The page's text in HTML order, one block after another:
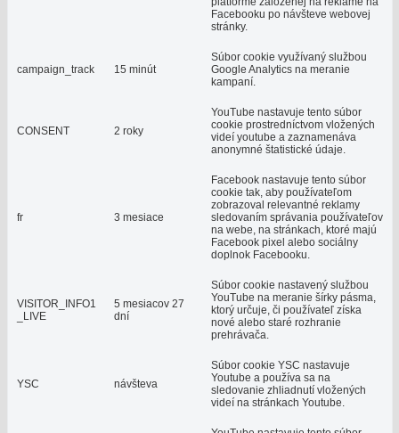
Facebooku po návšteve webovej
stránky.
campaign_track 15 minút
Súbor cookie využívaný službou
Google Analytics na meranie
kampaní.
CONSENT 2 roky
YouTube nastavuje tento súbor
cookie prostredníctvom vložených
videí youtube a zaznamenáva
anonymné štatistické údaje.
fr 3 mesiace
Facebook nastavuje tento súbor
cookie tak, aby používateľom
zobrazoval relevantné reklamy
sledovaním správania používateľov
na webe, na stránkach, ktoré majú
Facebook pixel alebo sociálny
doplnok Facebooku.
VISITOR_INFO1
_LIVE
5 mesiacov 27
dní
Súbor cookie nastavený službou
YouTube na meranie šírky pásma,
ktorý určuje, či používateľ získa
nové alebo staré rozhranie
prehrávača.
YSC návšteva
Súbor cookie YSC nastavuje
Youtube a používa sa na
sledovanie zhliadnutí vložených
videí na stránkach Youtube.